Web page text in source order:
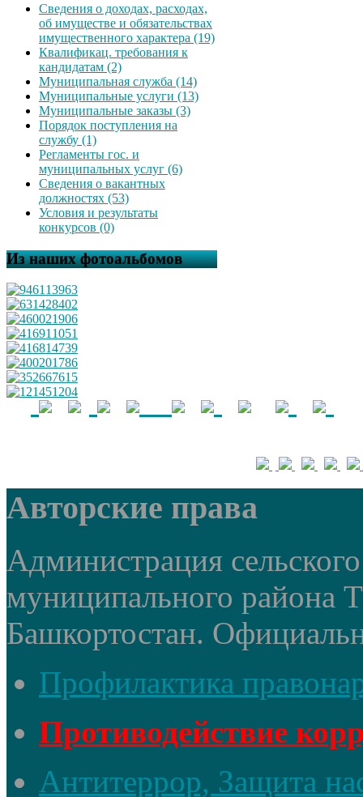
Сведения о доходах, расходах,
об имуществе и обязательствах
имущественного характера (19)
Квалификац. требования к
кандидатам (2)
Муниципальная служба (14)
Муниципальные услуги (13)
Муниципальные заказы (3)
Порядок поступления на
службу (1)
Регламенты гос. и
муниципальных услуг (6)
Сведения о вакантных
должностях (53)
Условия и результаты
конкурсов (0)
Из наших фотоальбомов
Авторские права
Администрация
муниципального района
Башкортостан.
Профилактика
Противодействие
Антитеррор, Защита